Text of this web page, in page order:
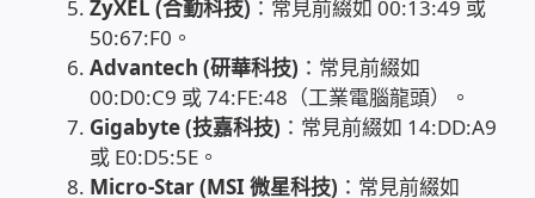
USB隨插即用視訊攝影機
數位廣告看板播放器
電腦 工具 軟體 手冊
ZyXEL (合勤科技) ：常見前綴如 00:13:49 或
50:67:F0。
Advantech (研華科技) ：常見前綴如
00:D0:C9 或 74:FE:48（工業電腦龍頭）。
Gigabyte (技嘉科技) ：常見前綴如 14:DD:A9
或 E0:D5:5E。
Micro-Star (MSI 微星科技) ：常見前綴如